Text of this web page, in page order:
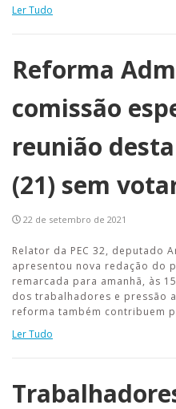
Ler Tudo
Reforma
comissão
reunião
(21) sem
22 de setembro de 2021
Relator da PEC 32, deputado
apresentou nova redação do
remarcada para amanhã, às
dos trabalhadores e pressão
reforma também contribuem
Ler Tudo